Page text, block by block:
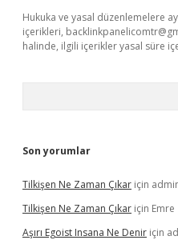
Hukuka ve yasal düzenlemelere
içerikleri,
halinde, ilgili içerikler yasal süre
Son yorumlar
Tilkişen Ne Zaman Çıkar için
Tilkişen Ne Zaman Çıkar için Emre
Aşırı Egoist Insana Ne Denir için